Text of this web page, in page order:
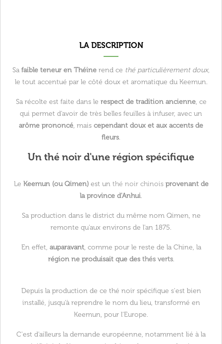
LA DESCRIPTION
Sa faible teneur en Théine rend ce thé particulièrement doux,
le tout accentué par le côté doux et aromatique du Keemun.
Sa récolte est faite dans le respect de tradition ancienne, ce
qui permet d'avoir de très belles feuilles à infuser, avec un
arôme prononcé, mais cependant doux et aux accents de
fleurs.
Un thé noir d'une région spécifique
Le Keemun (ou Qimen)est un thé noir chinoisprovenant de
la province d'Anhui.
Sa production dans le district du même nom Qimen, ne
remonte qu'aux environs de l'an 1875.
En effet, auparavant, comme pour le reste de la Chine, la
région ne produisait que des thés verts.
Depuis la production de ce thé noir spécifique s'est bien
installé, jusqu'à reprendre le nom du lieu, transformé en
Keemun, pour l'Europe.
C'est d'ailleurs la demande européenne, notamment lié à la